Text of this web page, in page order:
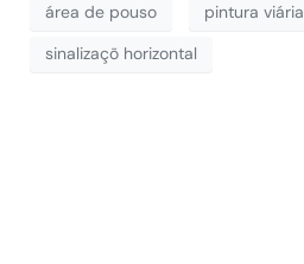
área de pouso pintura viária
sinalizaçõ horizontal